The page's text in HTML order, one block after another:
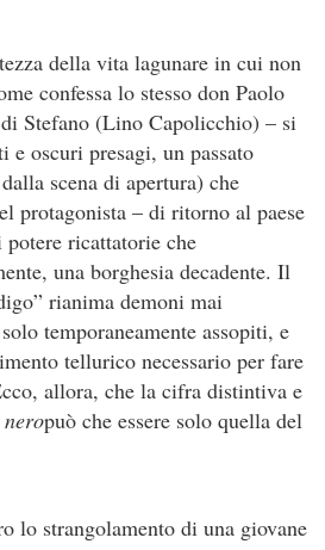
della vita lagunare in cui non
confessa lo stesso don Paolo
Stefano (Lino Capolicchio) – si
e oscuri presagi, un passato
scena di apertura) che
protagonista – di ritorno al paese
ricattatorie che
una borghesia decadente. Il
rianima demoni mai
temporaneamente assopiti, e
tellurico necessario per fare
allora, che la cifra distintiva e
neropuò che essere solo quella del
lo strangolamento di una giovane